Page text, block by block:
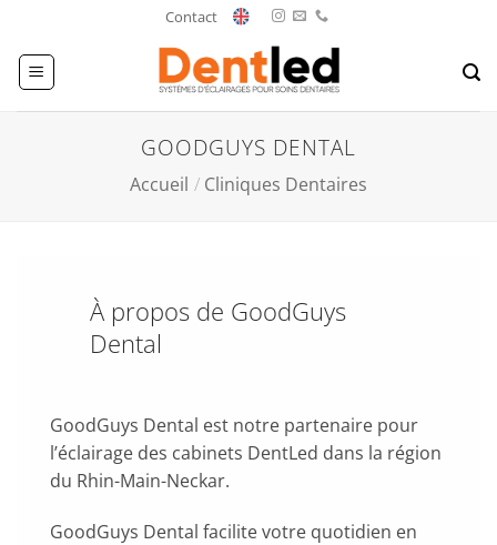
contenu
Contact
GOODGUYS DENTAL
Accueil / Cliniques Dentaires
À propos de GoodGuys
Dental
GoodGuys Dental est notre partenaire pour
l’éclairage des cabinets DentLed dans la région
du Rhin-Main-Neckar.
GoodGuys Dental facilite votre quotidien en